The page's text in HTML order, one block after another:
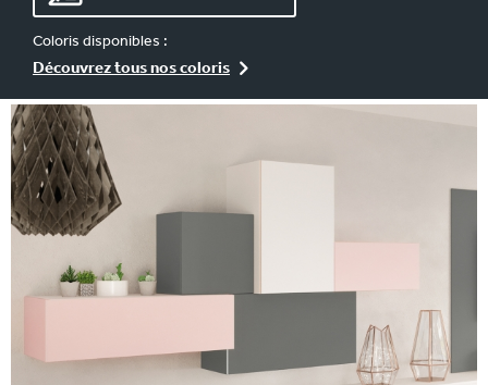
Coloris disponibles :
Découvrez tous nos coloris